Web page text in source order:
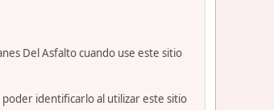
Del Asfalto cuando use este sitio
identificarlo al utilizar este sitio